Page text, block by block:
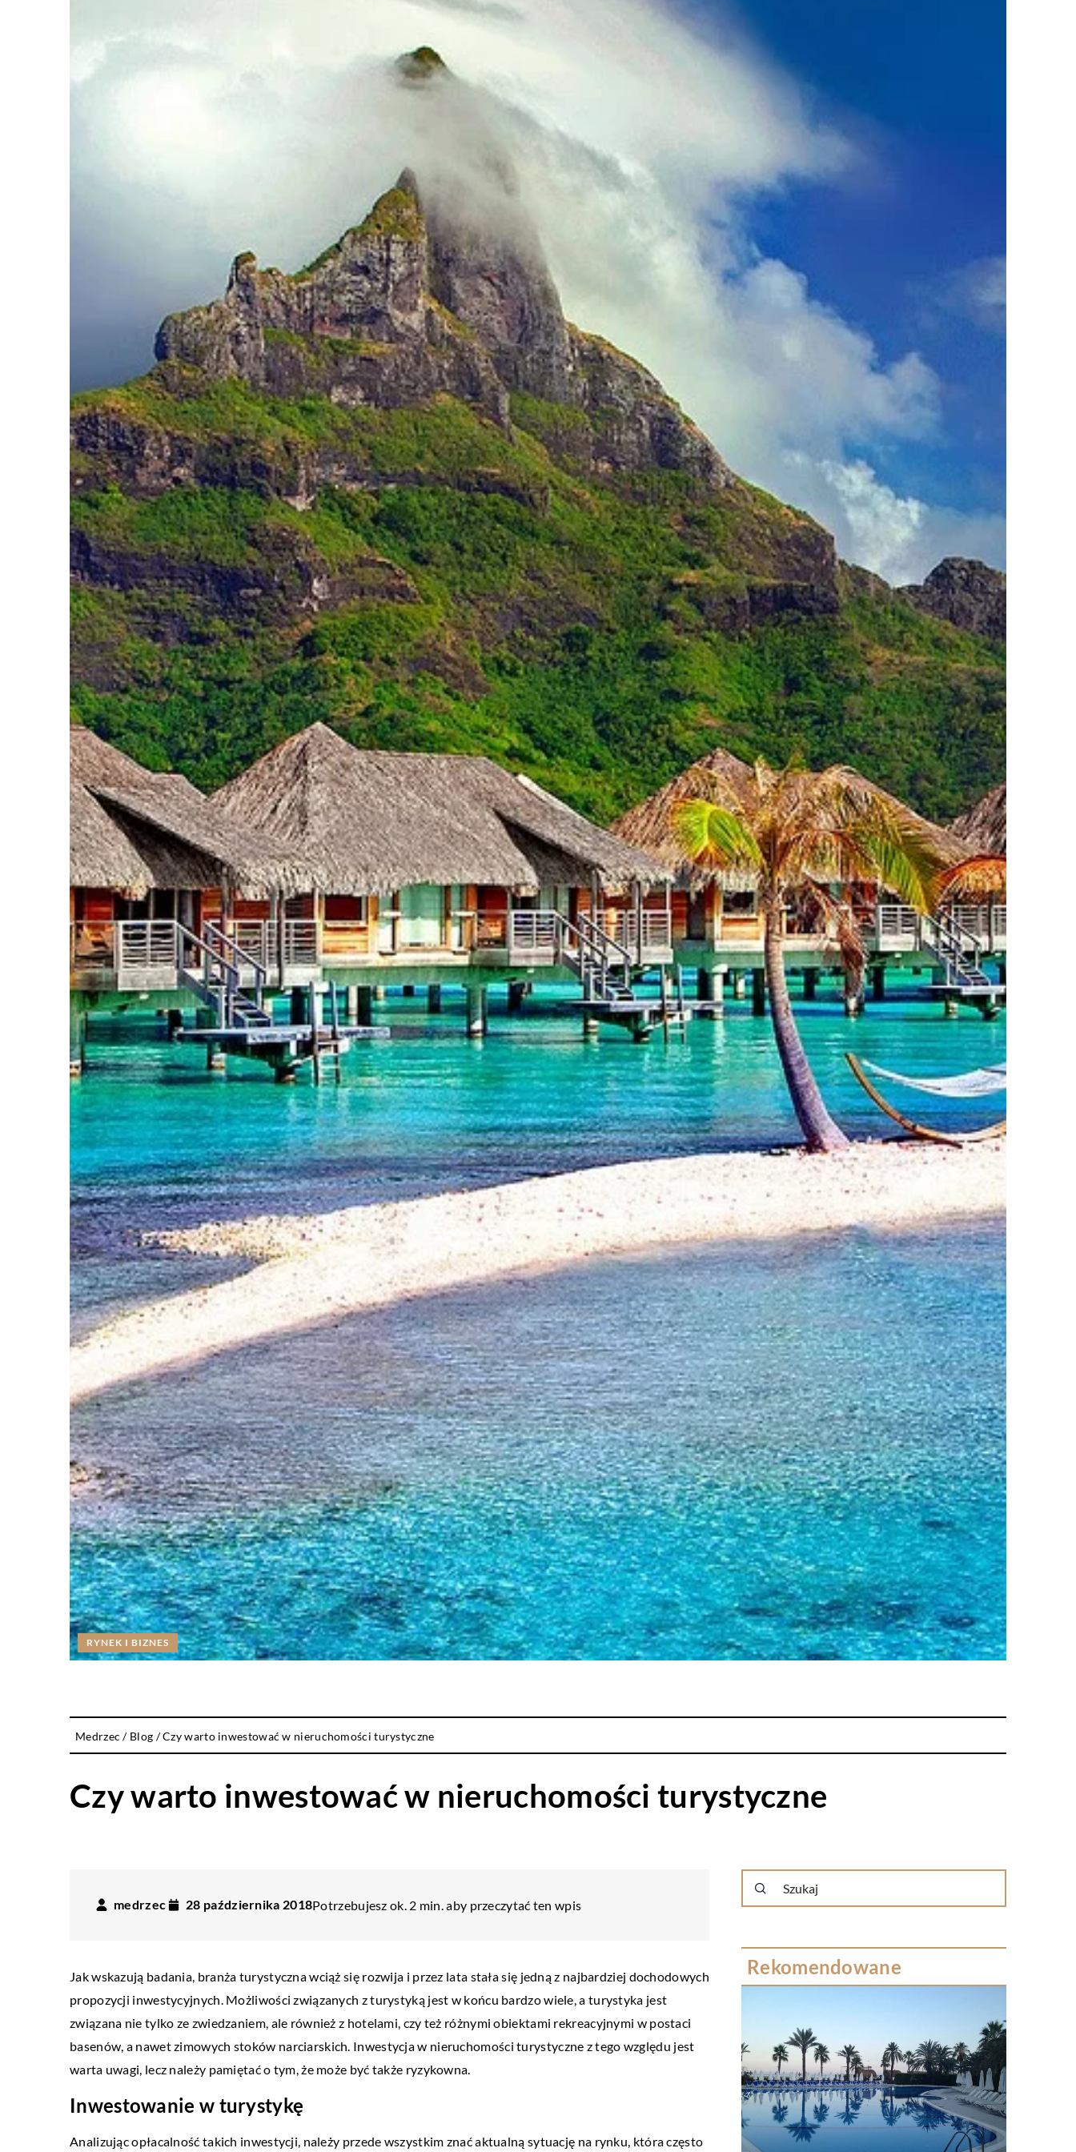
RYNEK I BIZNES
Medrzec / Blog /Czy warto inwestować w nieruchomości turystyczne
Czy warto inwestować w nieruchomości turystyczne
medrzec 28 października 2018Potrzebujesz ok. 2 min. aby przeczytać ten wpis
Jak wskazują badania, branża turystyczna wciąż się rozwija i przez lata stała się jedną z najbardziej dochodowych
propozycji inwestycyjnych. Możliwości związanych z turystyką jest w końcu bardzo wiele, a turystyka jest
związana nie tylko ze zwiedzaniem, ale również z hotelami, czy też różnymi obiektami rekreacyjnymi w postaci
basenów, a nawet zimowych stoków narciarskich. Inwestycja w nieruchomości turystyczne z tego względu jest
warta uwagi, lecz należy pamiętać o tym, że może być także ryzykowna.
Inwestowanie w turystykę
Analizując opłacalność takich inwestycji, należy przede wszystkim znać aktualną sytuację na rynku, która często
Rekomendowane
PRZEMYSŁ I TECHNIKA
PRZEMYSŁ I TECHNIKA
13 czerwca 2019